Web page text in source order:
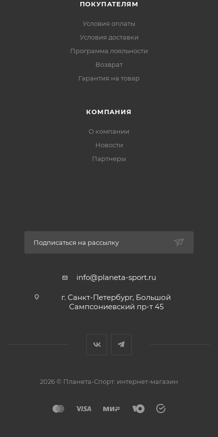
ПОКУПАТЕЛЯМ
Условия оплаты
Условия доставки
Программа лояльности
Возврат
Гарантия на товар
КОМПАНИЯ
О компании
Новости
Партнеры
Подписаться на рассылку
info@planeta-sport.ru
г. Санкт-Петербург, Большой
Сампсониевский пр-т 45
2026 © Планета-Спорт: интернет-магазин